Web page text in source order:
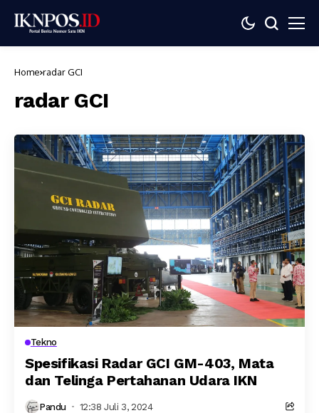
Home radar GCI
radar GCI
Tekno
Spesifikasi Radar GCI GM-403, Mata
dan Telinga Pertahanan Udara IKN
Pandu 12:38 Juli 3, 2024